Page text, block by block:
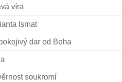
víra
Ismat
dar od Boha
soukromí